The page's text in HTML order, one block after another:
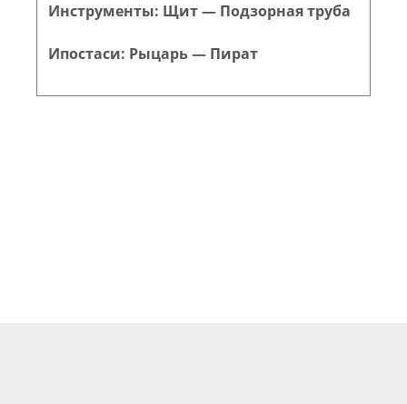
Инструменты: Щит — Подзорная труба
Ипостаси: Рыцарь — Пират